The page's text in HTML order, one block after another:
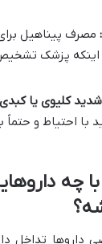
اینکه پزشک
شدید کلیوی یا
با احتیاط و
با چه
داروها تداخل